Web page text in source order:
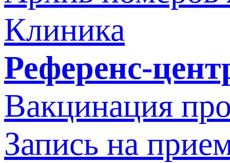
Клиника
Референс-
Вакцинация
Запись на